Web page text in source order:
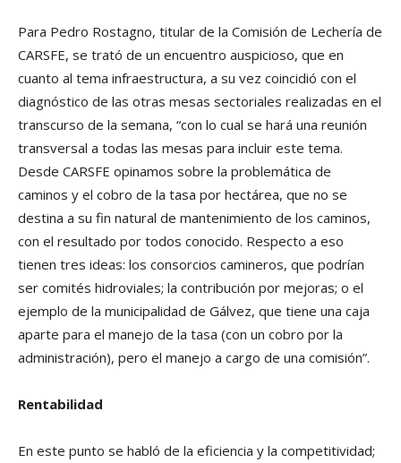
Para Pedro Rostagno, titular de la Comisión de Lechería de
CARSFE, se trató de un encuentro auspicioso, que en
cuanto al tema infraestructura, a su vez coincidió con el
diagnóstico de las otras mesas sectoriales realizadas en el
transcurso de la semana, “con lo cual se hará una reunión
transversal a todas las mesas para incluir este tema.
Desde CARSFE opinamos sobre la problemática de
caminos y el cobro de la tasa por hectárea, que no se
destina a su fin natural de mantenimiento de los caminos,
con el resultado por todos conocido. Respecto a eso
tienen tres ideas: los consorcios camineros, que podrían
ser comités hidroviales; la contribución por mejoras; o el
ejemplo de la municipalidad de Gálvez, que tiene una caja
aparte para el manejo de la tasa (con un cobro por la
administración), pero el manejo a cargo de una comisión”.
Rentabilidad
En este punto se habló de la eficiencia y la competitividad;